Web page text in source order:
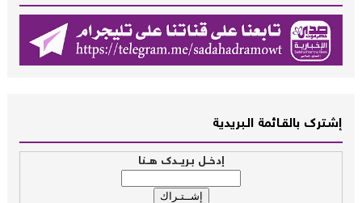
إشــترك بالقـــائمة الــبريدية
إدخــل بـريــدك هــنا